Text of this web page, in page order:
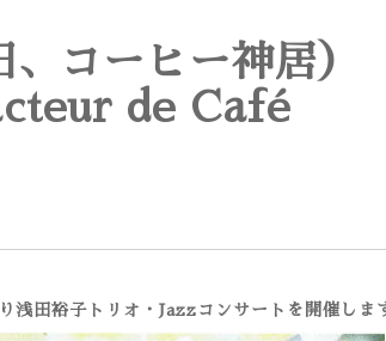
コーヒー神居）
de Café
浅田裕子トリオ・Jazzコンサートを開催しま